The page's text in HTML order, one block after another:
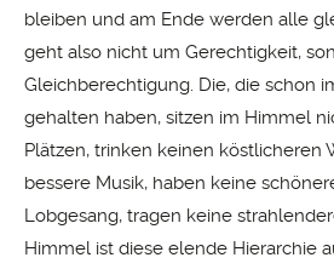
bleiben und am Ende werden alle
geht also nicht um Gerechtigkeit,
Gleichberechtigung. Die, die schon
gehalten haben, sitzen im Himmel
Plätzen, trinken keinen köstlicheren
bessere Musik, haben keine
Lobgesang, tragen keine
Himmel ist diese elende Hierarchie